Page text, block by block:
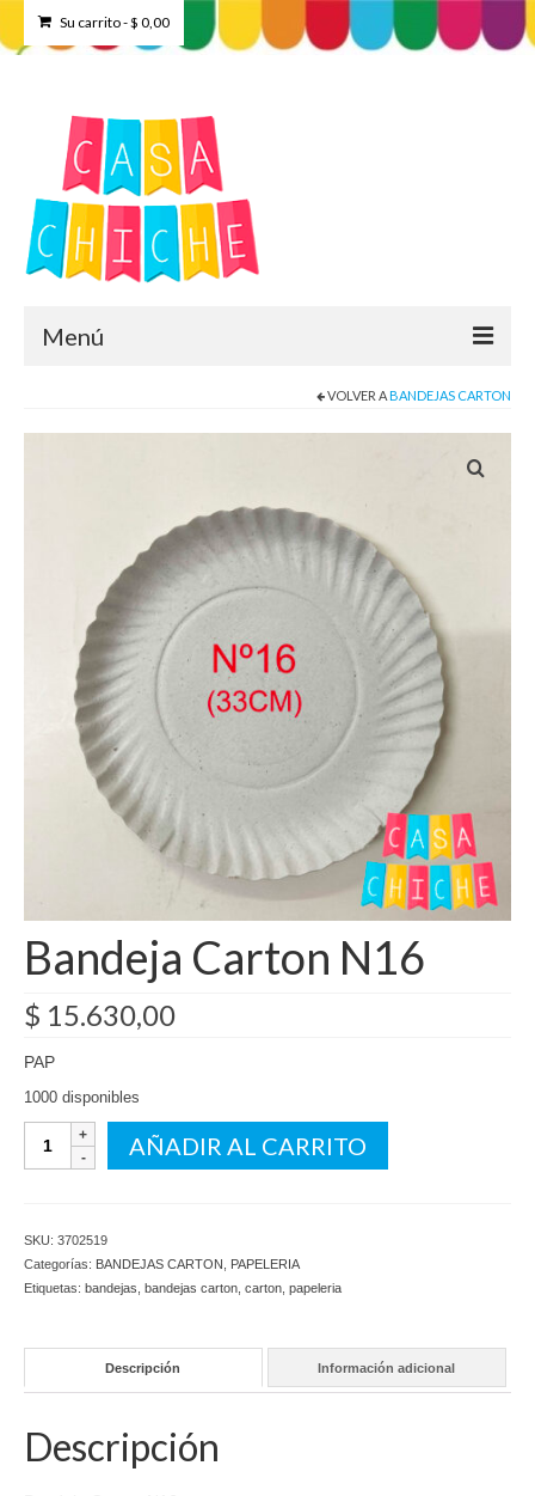
Su carrito-$ 0,00
Menú
Como Registrarse
Finalizar compra
VOLVER ABANDEJAS CARTON
Bandeja Carton N16
$ 15.630,00
PAP
1000 disponibles
Bandeja
Carton
AÑADIR AL CARRITO
SKU: 3702519
Categorías: BANDEJAS CARTON
PAPELERIA
Etiquetas: bandejas bandejas carton carton papeleria
Descripción Información adicional
Descripción